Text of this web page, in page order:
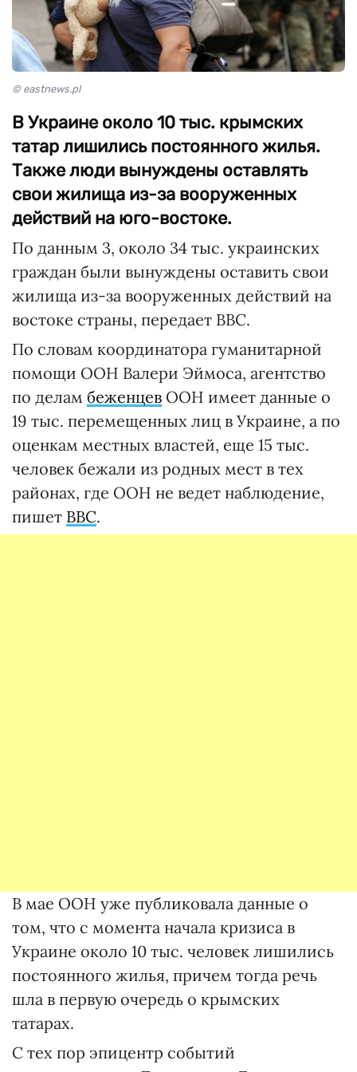
© eastnews.pl
В Украине около 10 тыс. крымских
татар лишились постоянного жилья.
Также люди вынуждены оставлять
свои жилища из-за вооруженных
действий на юго-востоке.
По данным 3, около 34 тыс. украинских
граждан были вынуждены оставить свои
жилища из-за вооруженных действий на
востоке страны, передает ВВС.
По словам координатора гуманитарной
помощи ООН Валери Эймоса, агентство
по делам беженцев ООН имеет данные о
19 тыс. перемещенных лиц в Украине, а по
оценкам местных властей, еще 15 тыс.
человек бежали из родных мест в тех
районах, где ООН не ведет наблюдение,
пишет ВВС.
В мае ООН уже публиковала данные о
том, что с момента начала кризиса в
Украине около 10 тыс. человек лишились
постоянного жилья, причем тогда речь
шла в первую очередь о крымских
татарах.
С тех пор эпицентр событий